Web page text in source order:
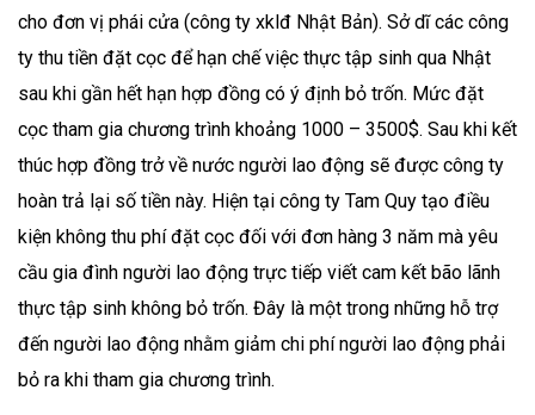
cho đơn vị phái cửa (công ty xklđ Nhật Bản). Sở dĩ các công
ty thu tiền đặt cọc để hạn chế việc thực tập sinh qua Nhật
sau khi gần hết hạn hợp đồng có ý định bỏ trốn. Mức đặt
cọc tham gia chương trình khoảng 1000 – 3500$. Sau khi kết
thúc hợp đồng trở về nước người lao động sẽ được công ty
hoàn trả lại số tiền này. Hiện tại công ty Tam Quy tạo điều
kiện không thu phí đặt cọc đối với đơn hàng 3 năm mà yêu
cầu gia đình người lao động trực tiếp viết cam kết bão lãnh
thực tập sinh không bỏ trốn. Đây là một trong những hỗ trợ
đến người lao động nhằm giảm chi phí người lao động phải
bỏ ra khi tham gia chương trình.